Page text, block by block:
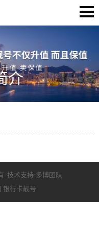
介
技术支持:多博团队
银行卡靓号